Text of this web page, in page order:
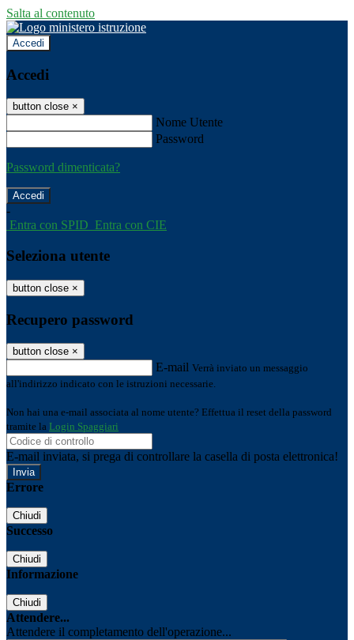
Salta al contenuto
Accedi
Accedi
button close ×
Nome Utente
Password
Password dimenticata?
-
Entra con SPID Entra con CIE
Seleziona utente
button close ×
Recupero password
button close ×
E-mail Verrà inviato un messaggio
all'indirizzo indicato con le istruzioni necessarie.
Non hai una e-mail associata al nome utente? Effettua il reset della password
tramite la Login Spaggiari
E-mail inviata, si prega di controllare la casella di posta elettronica!
Errore
Chiudi
Successo
Chiudi
Informazione
Chiudi
Attendere...
Attendere il completamento dell'operazione...